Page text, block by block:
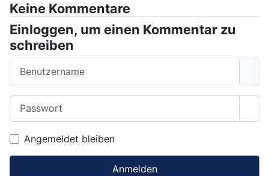
Keine Kommentare
Einloggen, um einen Kommentar zu
schreiben
Angemeldet bleiben
Anmelden